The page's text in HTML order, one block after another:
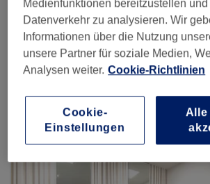
Beautique Kosmetik
Medienfunktionen bereitzustellen und
Datenverkehr zu analysieren. Wir
Informationen über die Nutzung
unsere Partner für soziale Medien,
Analysen weiter. Cookie-Richtlinien
Cookie-
Einstellungen